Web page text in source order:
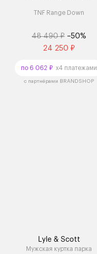
TNF Range Down
48 490 ₽ –50%
24 250 ₽
по 6 062 ₽ x4 платежами
с партнёрами BRANDSHOP
Lyle & Scott
Мужская куртка парка